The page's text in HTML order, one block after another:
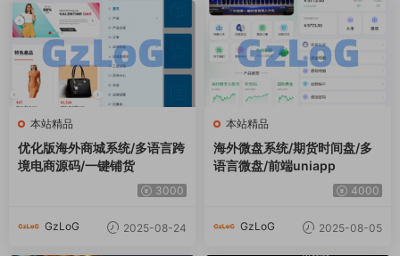
本站精品
优化版海外商城系统/多语言跨
境电商源码/一键铺货
3000
GzLoG 2025-08-24
本站精品
海外微盘系统/期货时间盘/多
语言微盘/前端uniapp
4000
GzLoG 2025-08-05